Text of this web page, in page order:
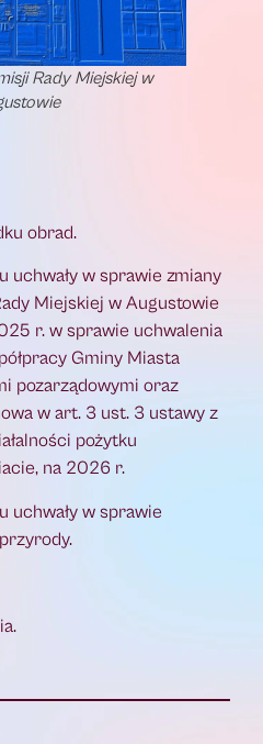
Rady Miejskiej w
obrad.
uchwały w sprawie zmiany
Miejskiej w Augustowie
r. w sprawie uchwalenia
Gminy Miasta
pozarządowymi oraz
w art. 3 ust. 3 ustawy z
pożytku
na 2026 r.
uchwały w sprawie